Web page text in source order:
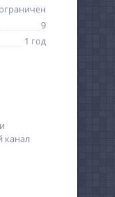
9
1 год
канал